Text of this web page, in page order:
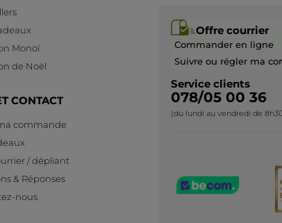
Monoï
de Noël
CONTACT
commande
/ dépliant
& Réponses
nous
Offre courrier
Commander en ligne
Suivre ou régler ma
Service clients
078/05 00 36
(du lundi au vendredi de